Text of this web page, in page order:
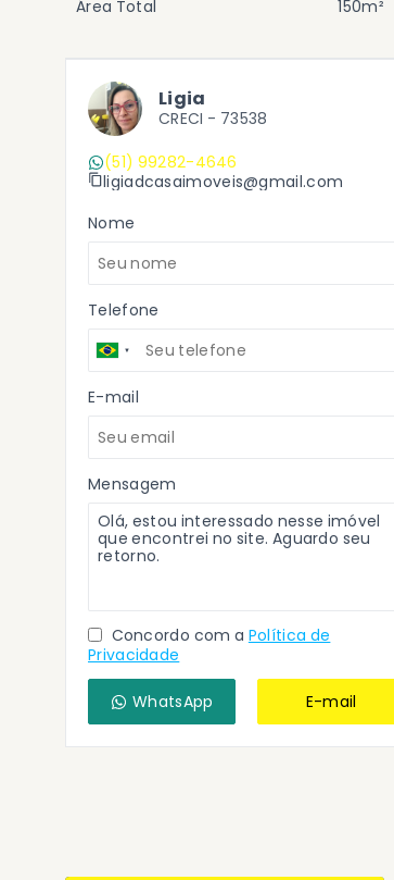
Área Total
150m²
Ligia
CRECI - 73538
(51) 99282-4646
ligiadcasaimoveis@gmail.com
Nome
Telefone
E-mail
Mensagem
Concordo com a Política de
Privacidade
WhatsApp E-mail